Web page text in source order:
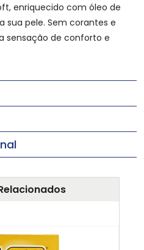
enriquecido com óleo de
sua pele. Sem corantes e
sensação de conforto e